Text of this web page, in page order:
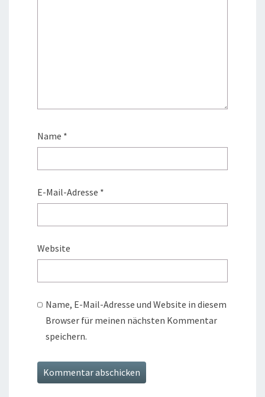
Name *
E-Mail-Adresse *
Website
Name, E-Mail-Adresse und Website in diesem
Browser für meinen nächsten Kommentar
speichern.